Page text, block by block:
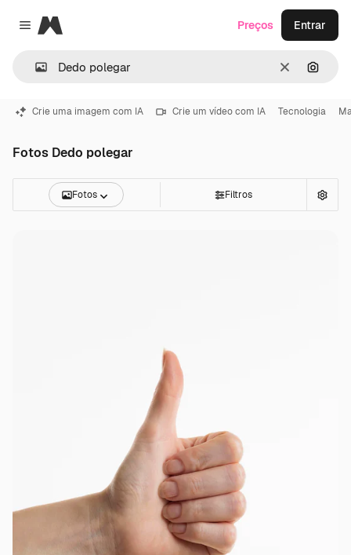
Close menu
Magnific
Limpar
Preços Entrar
Crie uma imagem com IA Crie um vídeo com IA Tecnologia
Fotos Dedo polegar
Fotos Filtros